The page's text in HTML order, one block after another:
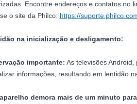
Encontre endereços e contatos no
o site da Philco: https://
na inicialização e desligamento:
importante: As televisões
informações, resultando em lentidão
demora mais de um minuto